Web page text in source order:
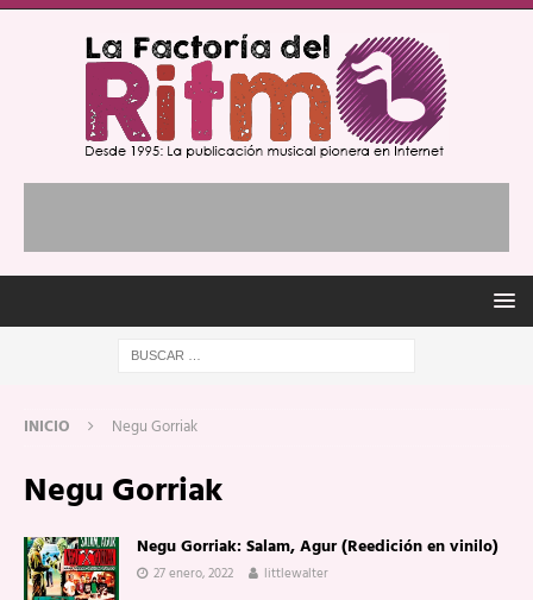
INICIO Negu Gorriak
Negu Gorriak
Negu Gorriak: Salam, Agur (Reedición en vinilo)
27 enero, 2022 littlewalter